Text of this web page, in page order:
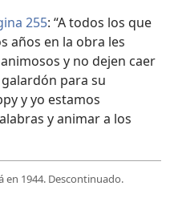
255: “A todos los que
años en la obra les
y no dejen caer
para su
y yo estamos
y animar a los
en 1944. Descontinuado.